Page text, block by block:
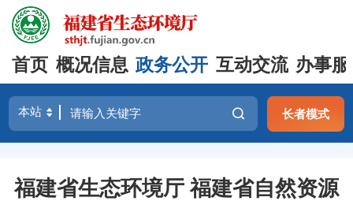
首页 概况信息 政务公开 互动交流 办事
长者模式
福建省生态环境厅 福建省自然资源